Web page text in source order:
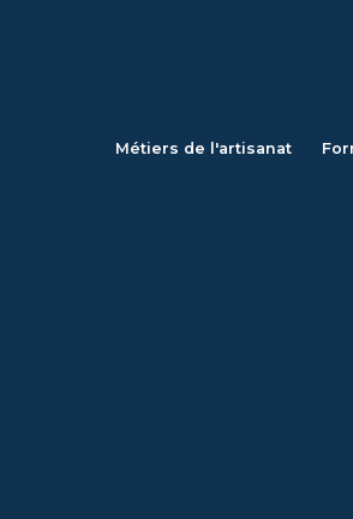
Métiers de l'artisanat